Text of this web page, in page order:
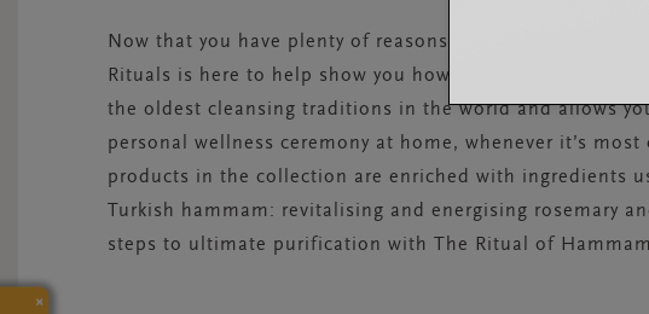
Now that you have plenty of reasons why you should be
Rituals is here to help show you how.
the oldest cleansing traditions in the world and allows
personal wellness ceremony at home, whenever it’s
products in the collection are enriched with ingredients
Turkish hammam: revitalising and energising rosemary
steps to ultimate purification with The Ritual of Hammam
×